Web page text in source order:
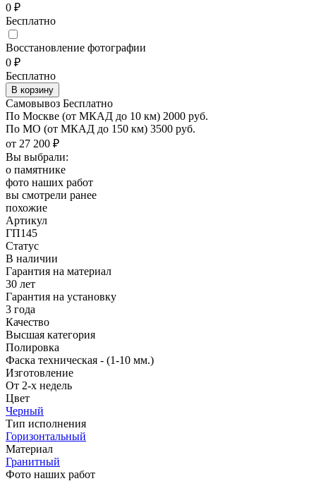
0 ₽
Бесплатно
Восстановление фотографии
0 ₽
Бесплатно
Самовывоз Бесплатно
По Москве (от МКАД до 10 км) 2000 руб.
По МО (от МКАД до 150 км) 3500 руб.
от 27 200 ₽
Вы выбрали:
о памятнике
фото наших работ
вы смотрели ранее
похожие
Артикул
ГП145
Статус
В наличии
Гарантия на материал
30 лет
Гарантия на установку
3 года
Качество
Высшая категория
Полировка
Фаска техническая - (1-10 мм.)
Изготовление
От 2-х недель
Цвет
Черный
Тип исполнения
Горизонтальный
Материал
Гранитный
Фото наших работ